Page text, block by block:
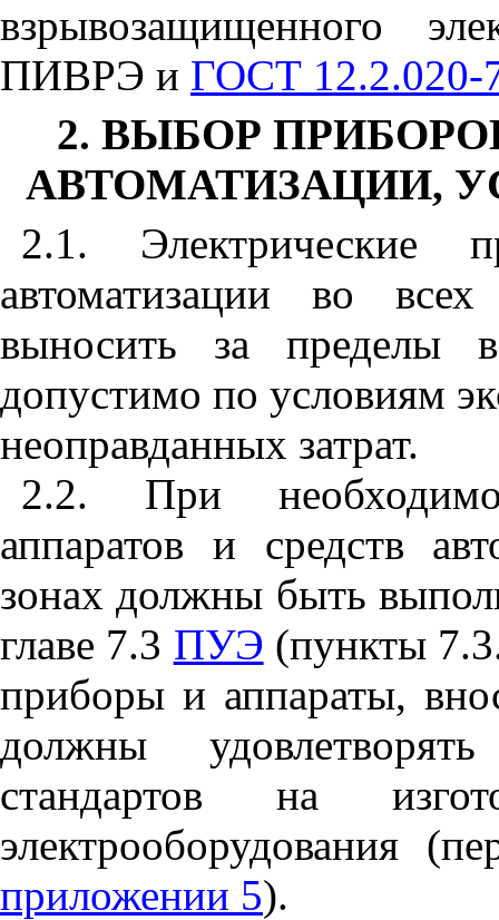
взрывозащищенного
ПИВРЭ и ГОСТ 12.2.020-
2. ВЫБОР
АВТОМАТИЗАЦИИ,
2.1. Электрические
автоматизации во
выносить за пределы
допустимо по условиям
неоправданных затрат.
2.2. При
аппаратов и средств
зонах должны быть
главе 7.3 ПУЭ (пункты
приборы и аппараты,
должны
стандартов на
электрооборудования
приложении 5).